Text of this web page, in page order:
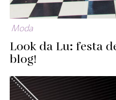
Moda
Look da Lu: festa
blog!